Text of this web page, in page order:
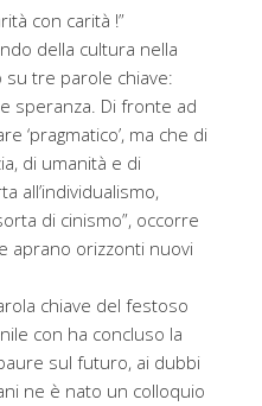
con carità !”
della cultura nella
su tre parole chiave:
speranza. Di fronte ad
‘pragmatico’, ma che di
di umanità e di
all’individualismo,
di cinismo”, occorre
aprano orizzonti nuovi
chiave del festoso
con ha concluso la
sul futuro, ai dubbi
ne è nato un colloquio